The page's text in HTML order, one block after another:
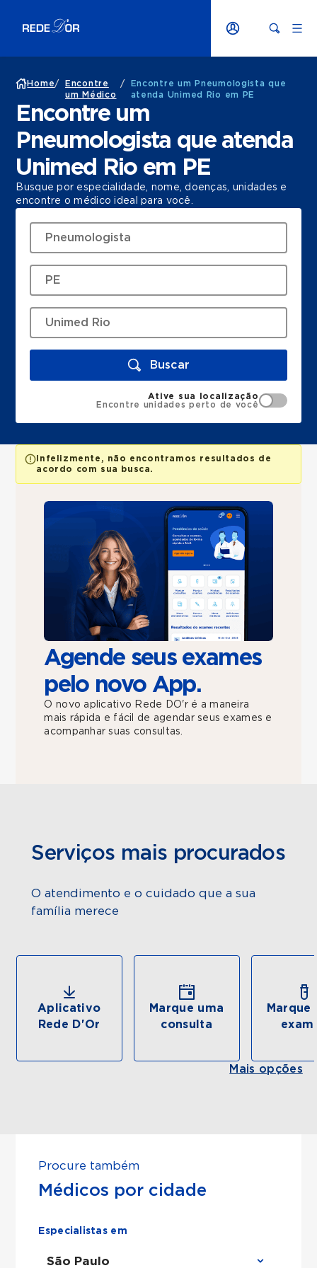
Home/
Encontre
um Médico
/
Encontre um Pneumologista que
atenda Unimed Rio em PE
Encontre um
Pneumologista que atenda
Unimed Rio em PE
Busque por especialidade, nome, doenças, unidades e
encontre o médico ideal para você.
Buscar
Ative sua localização
Encontre unidades perto de você
Infelizmente, não encontramos resultados de
acordo com sua busca.
Agende seus exames
pelo novo App.
O novo aplicativo Rede DO'r é a maneira
mais rápida e fácil de agendar seus exames e
acompanhar suas consultas.
Serviços mais procurados
O atendimento e o cuidado que a sua
família merece
Aplicativo
Rede D'Or
Marque uma
consulta
Marque
Mais opções
Procure também
Médicos por cidade
Especialistas em
São Paulo